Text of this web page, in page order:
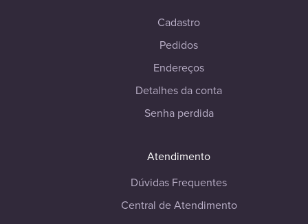
Cadastro
Pedidos
Endereços
Detalhes da conta
Senha perdida
Atendimento
Dúvidas Frequentes
Central de Atendimento